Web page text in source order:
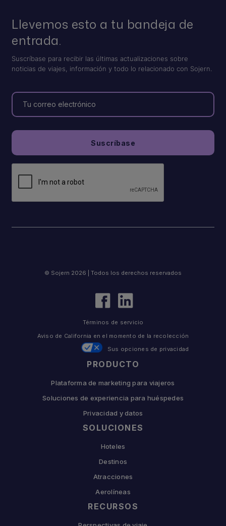
Llevemos esto a tu bandeja de
entrada.
Suscríbase para recibir las últimas actualizaciones sobre
noticias de viajes, información y todo lo relacionado con Sojern.
PRODUCTO
Plataforma de marketing para viajeros
Soluciones de experiencia para huéspedes
Privacidad y datos
SOLUCIONES
Hoteles
Destinos
Atracciones
Aerolíneas
RECURSOS
© Sojern 2026 | Todos los derechos reservados
Términos de servicio
Aviso de California en el momento de la recolección
Sus opciones de privacidad